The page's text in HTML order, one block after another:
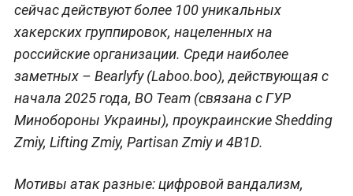
сейчас действуют более 100 уникальных
хакерских группировок, нацеленных на
российские организации. Среди наиболее
заметных – Bearlyfy (Laboo.boo), действующая с
начала 2025 года, BO Team (связана с ГУР
Минобороны Украины), проукраинские Shedding
Zmiy, Lifting Zmiy, Partisan Zmiy и 4B1D.
Мотивы атак разные: цифровой вандализм,